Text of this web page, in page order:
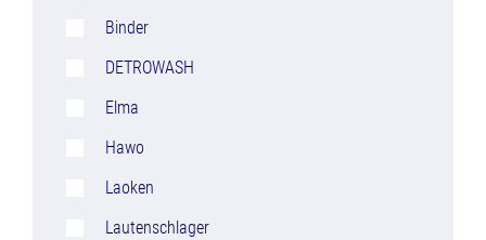
Binder
DETROWASH
Elma
Hawo
Laoken
Lautenschlager